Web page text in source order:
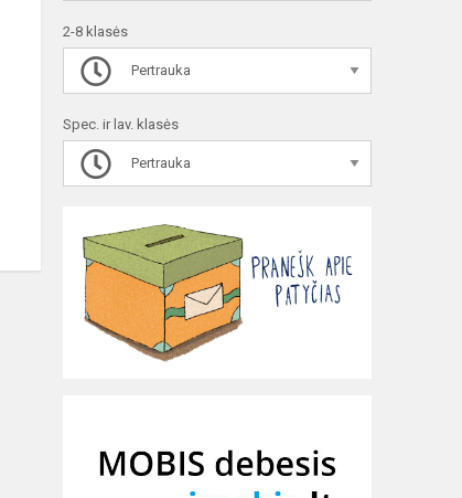
2-8 klasės
Pertrauka
Spec. ir lav. klasės
Pertrauka